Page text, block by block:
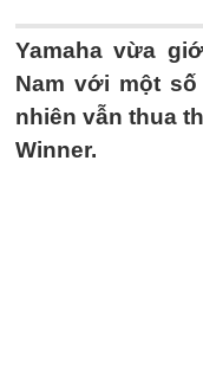
Yamaha vừa
Nam với một
nhiên vẫn thua
Winner.